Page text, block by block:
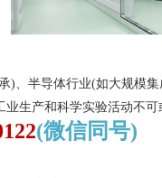
半导体行业(如大规模
生产和科学实验活动不可
(微信同号)